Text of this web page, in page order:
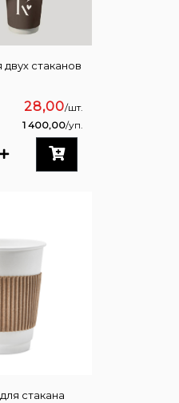
стаканов
28,00/шт.
1 400,00/уп.
стакана